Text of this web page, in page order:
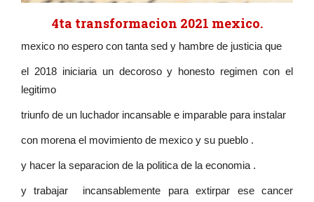
4ta transformacion 2021 mexico.
mexico no espero con tanta sed y hambre de justicia que
el 2018 iniciaria un decoroso y honesto regimen con el
legitimo
triunfo de un luchador incansable e imparable para instalar
con morena el movimiento de mexico y su pueblo .
y hacer la separacion de la politica de la economia .
y trabajar incansablemente para extirpar ese cancer